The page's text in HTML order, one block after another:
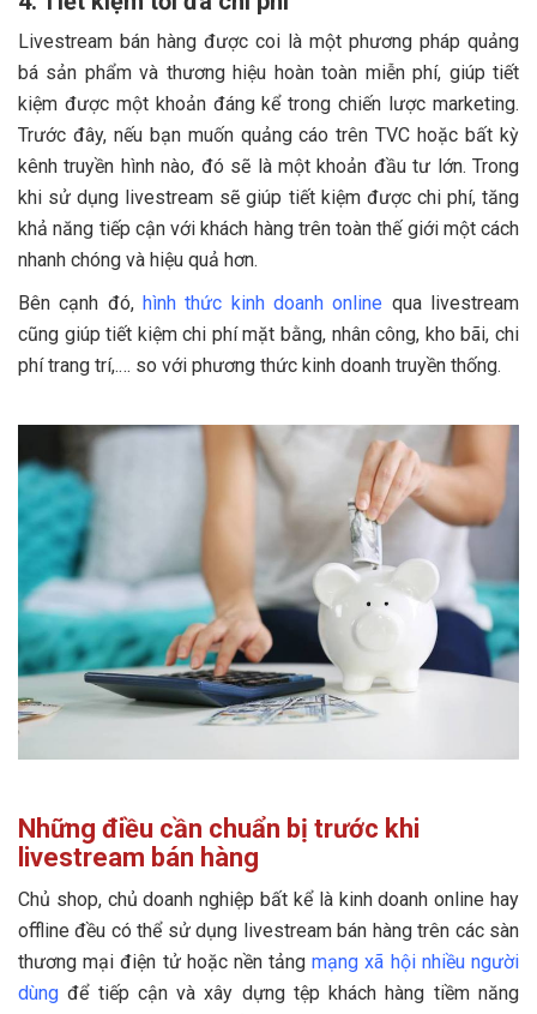
Livestream bán hàng được coi là một phương pháp quảng
bá sản phẩm và thương hiệu hoàn toàn miễn phí, giúp tiết
kiệm được một khoản đáng kể trong chiến lược marketing.
Trước đây, nếu bạn muốn quảng cáo trên TVC hoặc bất kỳ
kênh truyền hình nào, đó sẽ là một khoản đầu tư lớn. Trong
khi sử dụng livestream sẽ giúp tiết kiệm được chi phí, tăng
khả năng tiếp cận với khách hàng trên toàn thế giới một cách
nhanh chóng và hiệu quả hơn.
Bên cạnh đó, hình thức kinh doanh online qua livestream
cũng giúp tiết kiệm chi phí mặt bằng, nhân công, kho bãi, chi
phí trang trí,.… so với phương thức kinh doanh truyền thống.
Những điều cần chuẩn bị trước khi
livestream bán hàng
Chủ shop, chủ doanh nghiệp bất kể là kinh doanh online hay
offline đều có thể sử dụng livestream bán hàng trên các sàn
thương mại điện tử hoặc nền tảngmạng xã hội nhiều người
dùng để tiếp cận và xây dựng tệp khách hàng tiềm năng